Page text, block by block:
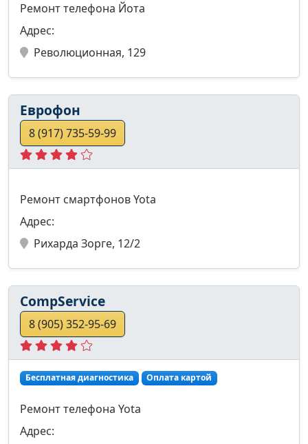
Ремонт телефона Йота
Адрес:
Революционная, 129
Еврофон
8 (917) 735-59-99
Ремонт смартфонов Yota
Адрес:
Рихарда Зорге, 12/2
CompService
8 (905) 352-95-69
Бесплатная диагностика Оплата картой
Ремонт телефона Yota
Адрес: